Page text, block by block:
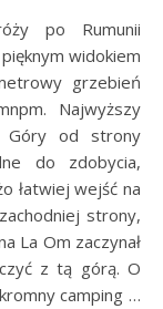
widokiem
grzebień
Najwyższy
Góry od strony
do zdobycia,
łatwiej wejść na
strony,
La Om zaczynał
z tą górą. O
camping …